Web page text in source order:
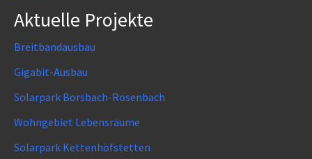
Aktuelle Projekte
Breitbandausbau
Gigabit-Ausbau
Solarpark Borsbach-Rosenbach
Wohngebiet Lebensräume
Solarpark Kettenhöfstetten